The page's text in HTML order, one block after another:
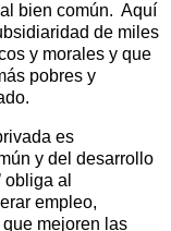
bien común. Aquí
de miles
y morales y que
pobres y
es
y del desarrollo
obliga al
empleo,
mejoren las